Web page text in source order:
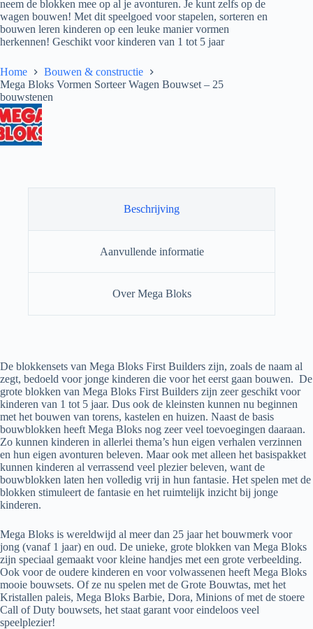
neem de blokken mee op al je avonturen. Je kunt zelfs op de
wagen bouwen! Met dit speelgoed voor stapelen, sorteren en
bouwen leren kinderen op een leuke manier vormen
herkennen! Geschikt voor kinderen van 1 tot 5 jaar
Home
Bouwen & constructie
Mega Bloks Vormen Sorteer Wagen Bouwset – 25
bouwstenen
Beschrijving
Aanvullende informatie
Over Mega Bloks
De blokkensets van Mega Bloks First Builders zijn, zoals de naam al
zegt, bedoeld voor jonge kinderen die voor het eerst gaan bouwen. De
grote blokken van Mega Bloks First Builders zijn zeer geschikt voor
kinderen van 1 tot 5 jaar. Dus ook de kleinsten kunnen nu beginnen
met het bouwen van torens, kastelen en huizen. Naast de basis
bouwblokken heeft Mega Bloks nog zeer veel toevoegingen daaraan.
Zo kunnen kinderen in allerlei thema’s hun eigen verhalen verzinnen
en hun eigen avonturen beleven. Maar ook met alleen het basispakket
kunnen kinderen al verrassend veel plezier beleven, want de
bouwblokken laten hen volledig vrij in hun fantasie. Het spelen met de
blokken stimuleert de fantasie en het ruimtelijk inzicht bij jonge
kinderen.
Mega Bloks is wereldwijd al meer dan 25 jaar het bouwmerk voor
jong (vanaf 1 jaar) en oud. De unieke, grote blokken van Mega Bloks
zijn speciaal gemaakt voor kleine handjes met een grote verbeelding.
Ook voor de oudere kinderen en voor volwassenen heeft Mega Bloks
mooie bouwsets. Of ze nu spelen met de Grote Bouwtas, met het
Kristallen paleis, Mega Bloks Barbie, Dora, Minions of met de stoere
Call of Duty bouwsets, het staat garant voor eindeloos veel
speelplezier!